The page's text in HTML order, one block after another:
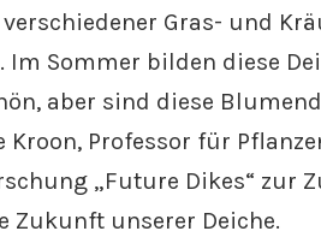
Gras- und
Sommer bilden diese
aber sind diese
Professor für
„Future Dikes“ zur
Zukunft unserer Deiche.